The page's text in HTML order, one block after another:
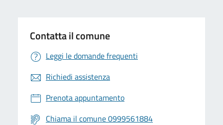
Contatta il comune
Leggi le domande frequenti
Richiedi assistenza
Prenota appuntamento
Chiama il comune 0999561884